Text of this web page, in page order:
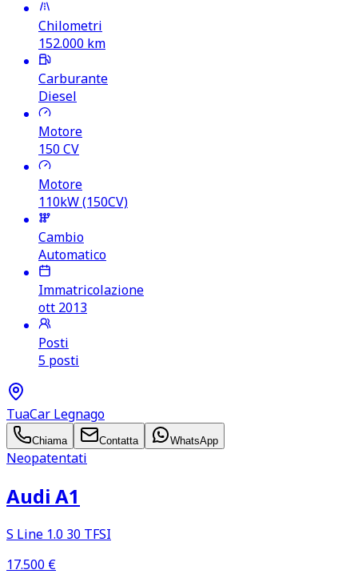
Chilometri
152.000 km
Carburante
Diesel
Motore
150CV
Motore
110kW (150CV)
Cambio
Automatico
Immatricolazione
ott 2013
Posti
5 posti
TuaCar Legnago
Chiama Contatta WhatsApp
Neopatentati
Audi A1
S Line 1.0 30 TFSI
17.500 €